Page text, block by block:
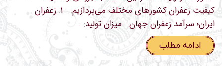
کیفیت زعفران کشورهای مختلف می‌پردازیم. ۱. زعفران
ایران؛ سرآمد زعفران جهان میزان تولید: …
ادامه مطلب